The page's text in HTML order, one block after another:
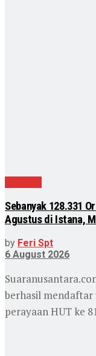
Sebanyak 128.331
Agustus di Istana,
by Feri Spt
6 August 2026
berhasil
perayaan HUT ke